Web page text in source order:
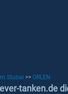
Stubai >> ORLEN
tanken.de